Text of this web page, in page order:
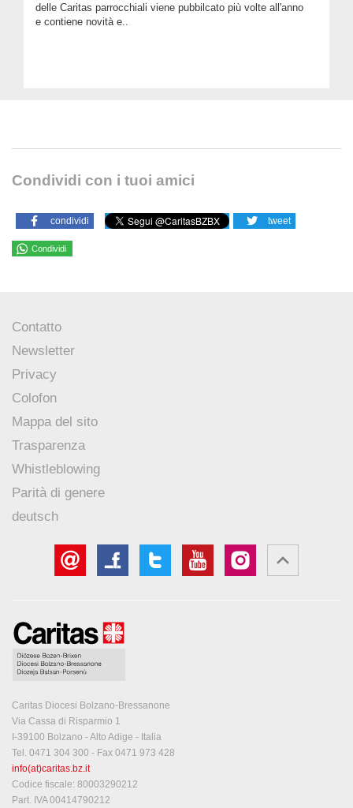
delle Caritas parrocchiali viene pubbilcato più volte all'anno
e contiene novità e..
Condividi con i tuoi amici
condividi tweet
Condividi
Contatto
Newsletter
Privacy
Colofon
Mappa del sito
Trasparenza
Whistleblowing
Parità di genere
deutsch
Caritas Diocesi Bolzano-Bressanone
Via Cassa di Risparmio 1
I-39100 Bolzano - Alto Adige - Italia
Tel. 0471 304 300 - Fax 0471 973 428
info(at)caritas.bz.it
Codice fiscale: 80003290212
Part. IVA 00414790212